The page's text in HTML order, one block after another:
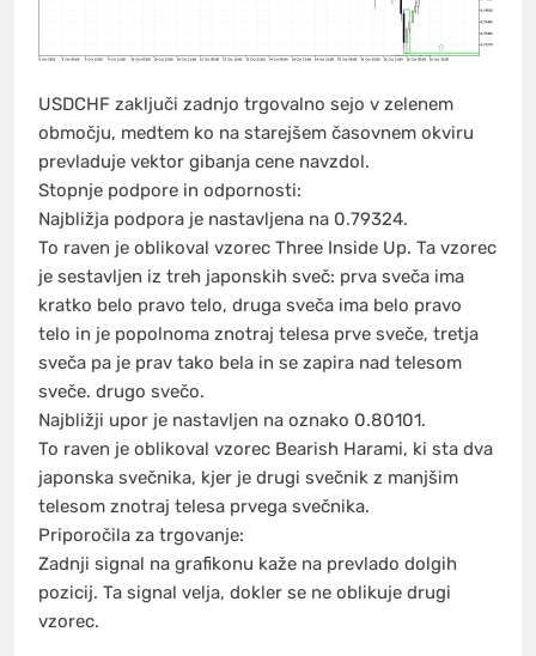
USDCHF zaključi zadnjo trgovalno sejo v zelenem
območju, medtem ko na starejšem časovnem okviru
prevladuje vektor gibanja cene navzdol.
Stopnje podpore in odpornosti:
Najbližja podpora je nastavljena na 0.79324.
To raven je oblikoval vzorec Three Inside Up. Ta vzorec
je sestavljen iz treh japonskih sveč: prva sveča ima
kratko belo pravo telo, druga sveča ima belo pravo
telo in je popolnoma znotraj telesa prve sveče, tretja
sveča pa je prav tako bela in se zapira nad telesom
sveče. drugo svečo.
Najbližji upor je nastavljen na oznako 0.80101.
To raven je oblikoval vzorec Bearish Harami, ki sta dva
japonska svečnika, kjer je drugi svečnik z manjšim
telesom znotraj telesa prvega svečnika.
Priporočila za trgovanje:
Zadnji signal na grafikonu kaže na prevlado dolgih
pozicij. Ta signal velja, dokler se ne oblikuje drugi
vzorec.